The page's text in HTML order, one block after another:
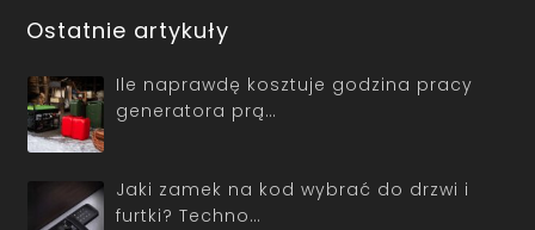
Ostatnie artykuły
Ile naprawdę kosztuje godzina pracy
generatora prą…
Jaki zamek na kod wybrać do drzwi i
furtki? Techno…